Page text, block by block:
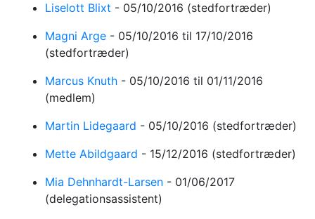
Liselott Blixt - 05/10/2016 (stedfortræder)
Magni Arge - 05/10/2016 til 17/10/2016
(stedfortræder)
Marcus Knuth - 05/10/2016 til 01/11/2016
(medlem)
Martin Lidegaard - 05/10/2016 (stedfortræder)
Mette Abildgaard - 15/12/2016 (stedfortræder)
Mia Dehnhardt-Larsen - 01/06/2017
(delegationsassistent)